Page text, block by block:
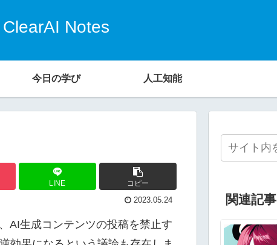
ClearAI Notes
今日の学び 人工知能
LINE コピー
2023.05.24
AI生成コンテンツの投稿を禁止す
関連記事